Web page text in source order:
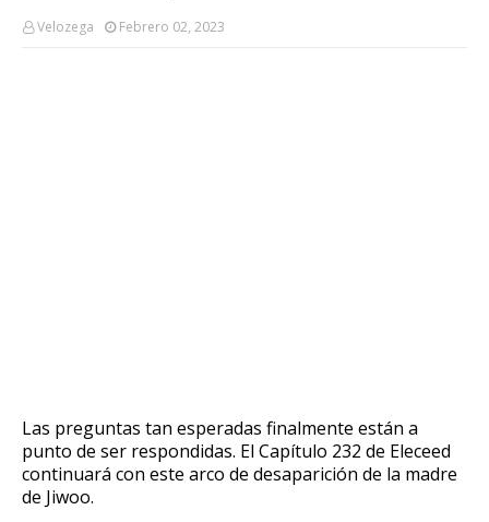
Velozega Febrero 02, 2023
Las preguntas tan esperadas finalmente están a
punto de ser respondidas. El Capítulo 232 de Eleceed
continuará con este arco de desaparición de la madre
de Jiwoo.